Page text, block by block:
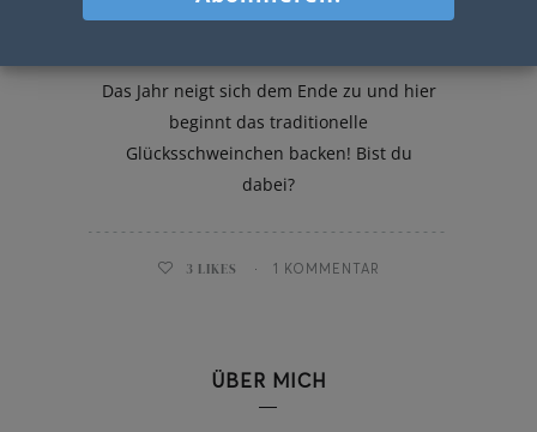
Das Jahr neigt sich dem Ende zu und hier
beginnt das traditionelle
Glücksschweinchen backen! Bist du
dabei?
3 LIKES 1 KOMMENTAR
ÜBER MICH